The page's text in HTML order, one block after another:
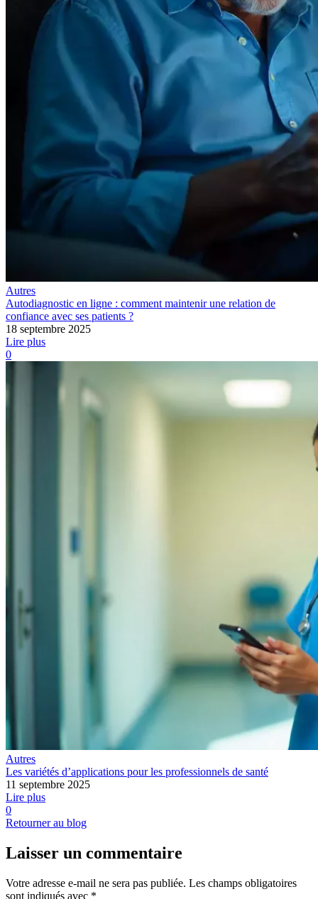
Autres
Autodiagnostic en ligne : comment maintenir une relation de
confiance avec ses patients ?
18 septembre 2025
Lire plus
0
Autres
Les variétés d’applications pour les professionnels de santé
11 septembre 2025
Lire plus
0
Retourner au blog
Laisser un commentaire
Votre adresse e-mail ne sera pas publiée. Les champs obligatoires
sont indiqués avec *